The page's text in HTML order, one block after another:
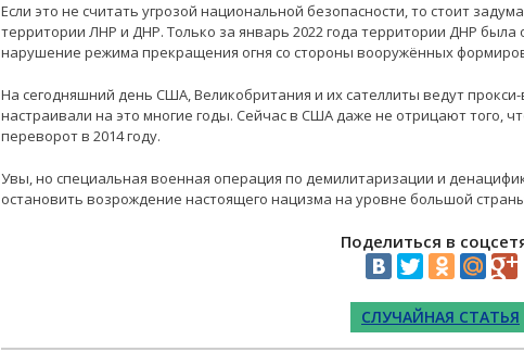
Если это не считать угрозой национальной безопасности, то стоит
территории ЛНР и ДНР. Только за январь 2022 года территории ДНР была
нарушение режима прекращения огня со стороны вооружённых
На сегодняшний день США, Великобритания и их сателлиты ведут
настраивали на это многие годы. Сейчас в США даже не отрицают того,
переворот в 2014 году.
Увы, но специальная военная операция по демилитаризации и
остановить возрождение настоящего нацизма на уровне большой
Поделиться в
СЛУЧАЙНАЯ СТАТЬЯ